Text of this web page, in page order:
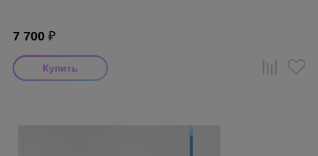
7 700 ₽